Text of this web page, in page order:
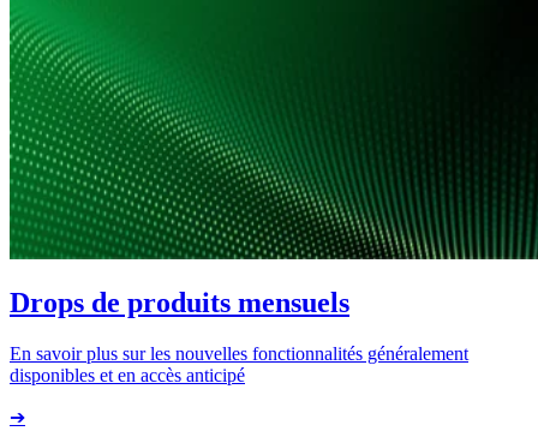
Drops de produits mensuels
En savoir plus sur les nouvelles fonctionnalités généralement
disponibles et en accès anticipé
➔